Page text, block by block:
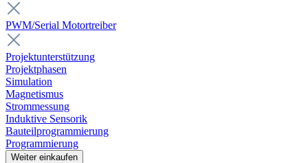
PWM/Serial Motortreiber
Projektunterstützung
Projektphasen
Simulation
Magnetismus
Strommessung
Induktive Sensorik
Bauteilprogrammierung
Programmierung
Weiter einkaufen